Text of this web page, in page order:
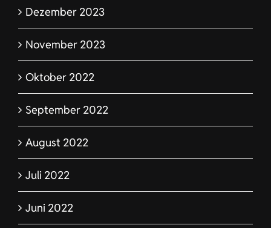
Dezember 2023
November 2023
Oktober 2022
September 2022
August 2022
Juli 2022
Juni 2022